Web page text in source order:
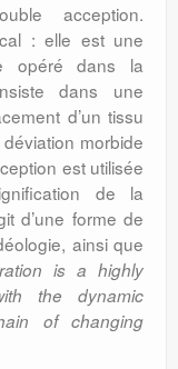
acception.
: elle est une
opéré dans la
dans une
d’un tissu
morbide
est utilisée
de la
d’une forme de
ainsi que
is a highly
the dynamic
of changing